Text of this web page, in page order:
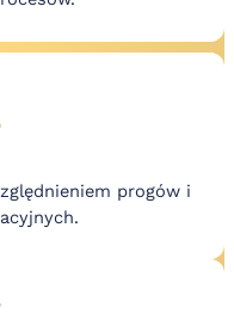
progów i